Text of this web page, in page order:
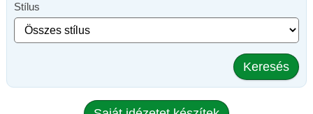
Stílus
Keresés